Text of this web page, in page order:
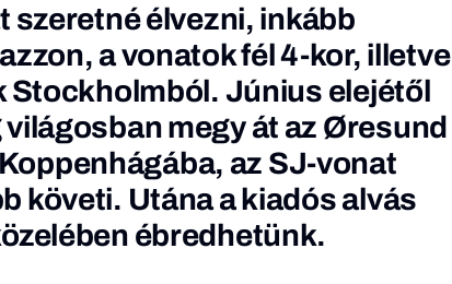
szeretné élvezni, inkább
a vonatok fél 4-kor, illetve
Stockholmból. Június elejétől
világosban megy át az Øresund
az SJ-vonat
követi. Utána a kiadós alvás
ébredhetünk.